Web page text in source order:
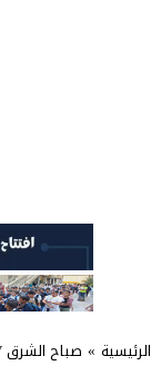
الرئيسية » صباح الشرق TV